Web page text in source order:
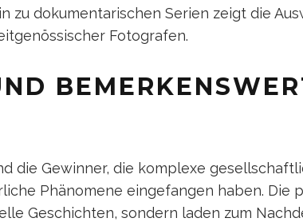
zu dokumentarischen Serien zeigt die
Fotografen.
die Gewinner, die komplexe
Phänomene eingefangen haben. Die
Geschichten, sondern laden zum